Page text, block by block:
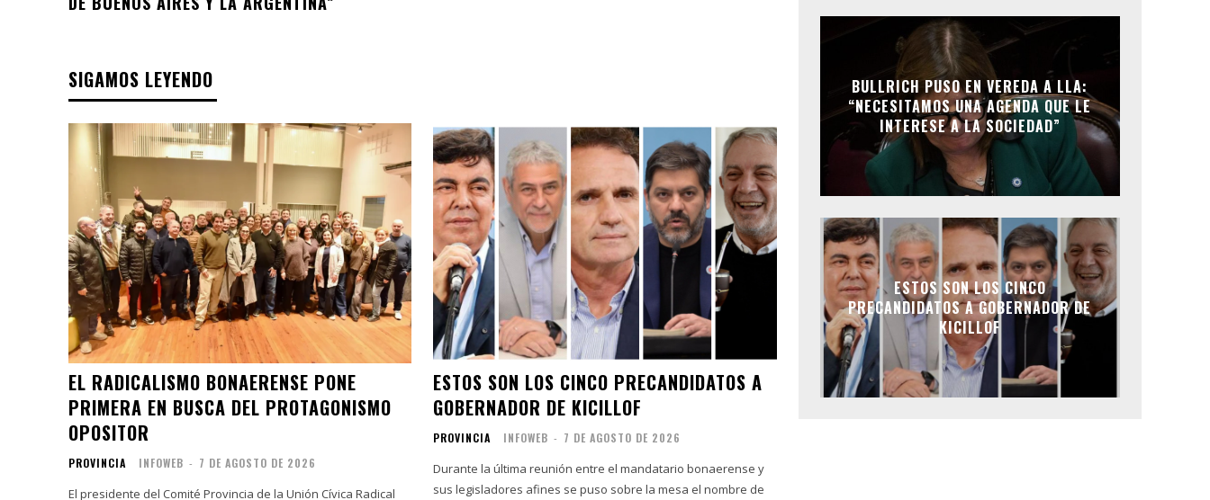
SIGAMOS LEYENDO
EL RADICALISMO BONAERENSE PONE
PRIMERA EN BUSCA DEL PROTAGONISMO
OPOSITOR
PROVINCIA INFOWEB - 7 DE AGOSTO DE 2026
El presidente del Comité Provincia de la Unión Cívica Radical
ESTOS SON LOS CINCO PRECANDIDATOS A
GOBERNADOR DE KICILLOF
PROVINCIA INFOWEB - 7 DE AGOSTO DE 2026
Durante la última reunión entre el mandatario bonaerense y
sus legisladores afines se puso sobre la mesa el nombre de
BULLRICH PUSO EN VEREDA A LLA:
“NECESITAMOS UNA AGENDA QUE LE
INTERESE A LA SOCIEDAD”
ESTOS SON LOS CINCO
PRECANDIDATOS A GOBERNADOR DE
KICILLOF